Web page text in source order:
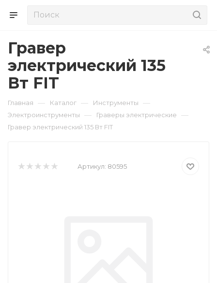
Гравер
электрический 135
Вт FIT
Главная — Каталог — Инструменты —
Электроинструменты — Граверы электрические —
Гравер электрический 135 Вт FIT
Артикул: 80595